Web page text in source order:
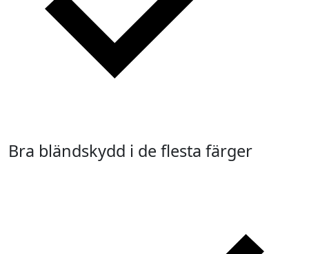
Bra bländskydd i de flesta färger